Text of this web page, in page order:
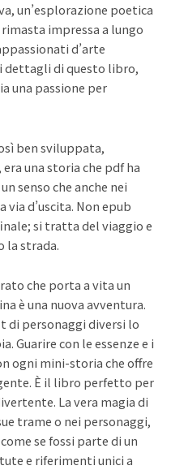
un’esplorazione poetica
impressa a lungo
d’arte
dettagli di questo libro,
una passione per
ben sviluppata,
una storia che pdf ha
senso che anche nei
via d’uscita. Non epub
si tratta del viaggio e
la strada.
che porta a vita un
è una nuova avventura.
di personaggi diversi lo
Guarire con le essenze e i
ogni mini-storia che offre
È il libro perfetto per
La vera magia di
trame o nei personaggi,
se fossi parte di un
e riferimenti unici a